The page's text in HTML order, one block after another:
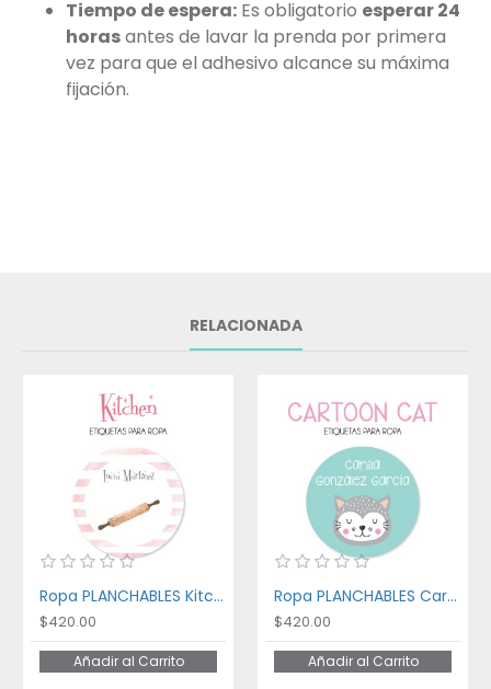
Tiempo de espera: Es obligatorio esperar 24
horasantes de lavar la prenda por primera
vez para que el adhesivo alcance su máxima
fijación.
RELACIONADA
Ropa PLANCHABLES Kitchen
$420.00
Añadir al Carrito
Ropa PLANCHABLES Cartoon Cat
$420.00
Añadir al Carrito